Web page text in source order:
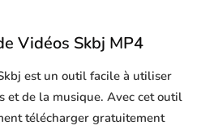
Vidéos Skbj MP4
est un outil facile à utiliser
et de la musique. Avec cet outil
télécharger gratuitement